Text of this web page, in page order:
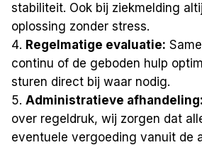
stabiliteit. Ook bij ziekmelding
oplossing zonder stress.
Regelmatige evaluatie:
continu of de geboden hulp
sturen direct bij waar nodig.
Administratieve afhandeling:
over regeldruk, wij zorgen dat
eventuele vergoeding vanuit de